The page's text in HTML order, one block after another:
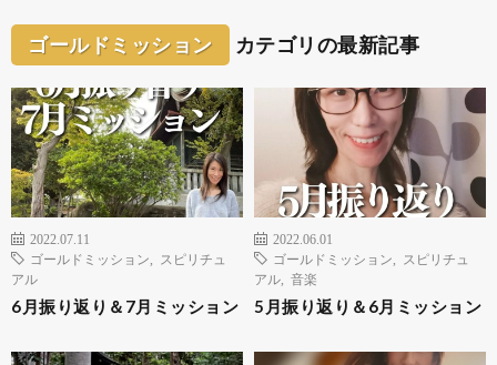
ゴールドミッション カテゴリの最新記事
2022.07.11
ゴールドミッション
スピリチュ
アル
6月振り返り＆7月ミッション
2022.06.01
ゴールドミッション
スピリチュ
アル
音楽
5月振り返り＆6月ミッション